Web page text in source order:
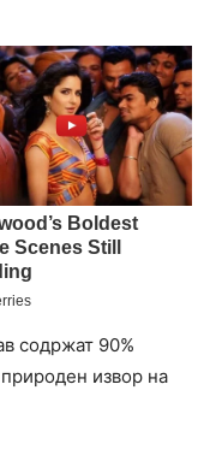
содржат 90%
извор на